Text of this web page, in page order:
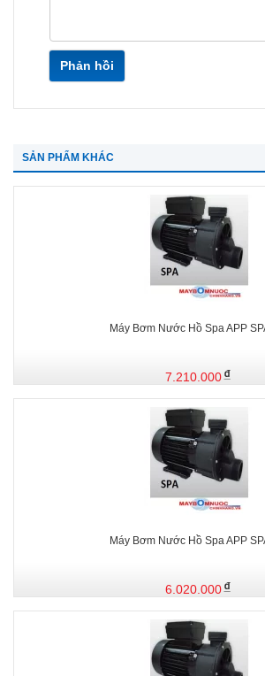
Phản hồi
SẢN PHẨM KHÁC
Máy Bơm Nước Hồ Spa APP
7.210.000
Máy Bơm Nước Hồ Spa APP
6.020.000